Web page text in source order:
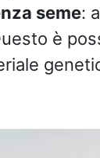
seme:
è